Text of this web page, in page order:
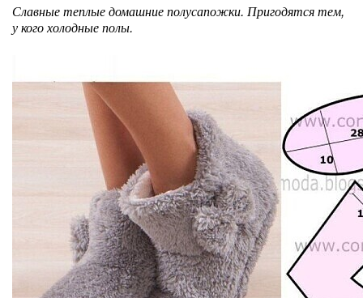
Славные теплые домашние полусапожки. Пригодятся тем,
у кого холодные полы.